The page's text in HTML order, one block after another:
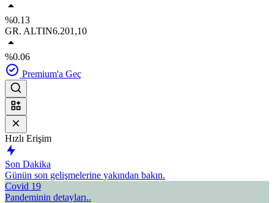
%0.13
GR. ALTIN6.201,10
%0.06
Premium'a Geç
Hızlı Erişim
Son Dakika
Günün son gelişmelerine yakından bakın.
Covid 19
Pandeminin detayları..